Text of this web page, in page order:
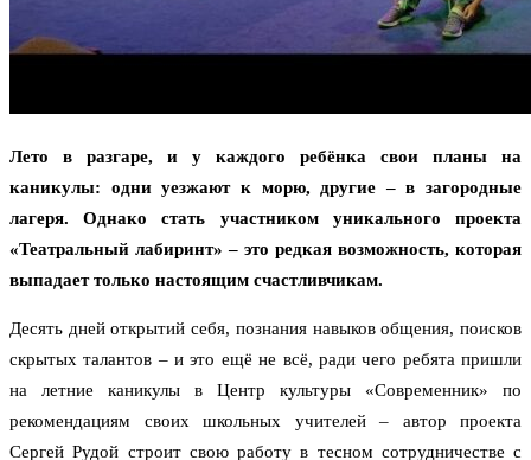
Лето в разгаре, и у каждого ребёнка свои планы на
каникулы: одни уезжают к морю, другие – в загородные
лагеря. Однако стать участником уникального проекта
«Театральный лабиринт» – это редкая возможность, которая
выпадает только настоящим счастливчикам.
Десять дней открытий себя, познания навыков общения, поисков
скрытых талантов – и это ещё не всё, ради чего ребята пришли
на летние каникулы в Центр культуры «Современник» по
рекомендациям своих школьных учителей – автор проекта
Сергей Рудой строит свою работу в тесном сотрудничестве с